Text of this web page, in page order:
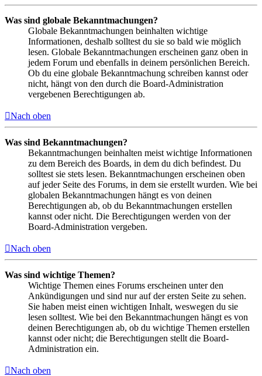
Was sind globale Bekanntmachungen?
Globale Bekanntmachungen beinhalten wichtige
Informationen, deshalb solltest du sie so bald wie möglich
lesen. Globale Bekanntmachungen erscheinen ganz oben in
jedem Forum und ebenfalls in deinem persönlichen Bereich.
Ob du eine globale Bekanntmachung schreiben kannst oder
nicht, hängt von den durch die Board-Administration
vergebenen Berechtigungen ab.
Nach oben
Was sind Bekanntmachungen?
Bekanntmachungen beinhalten meist wichtige Informationen
zu dem Bereich des Boards, in dem du dich befindest. Du
solltest sie stets lesen. Bekanntmachungen erscheinen oben
auf jeder Seite des Forums, in dem sie erstellt wurden. Wie bei
globalen Bekanntmachungen hängt es von deinen
Berechtigungen ab, ob du Bekanntmachungen erstellen
kannst oder nicht. Die Berechtigungen werden von der
Board-Administration vergeben.
Nach oben
Was sind wichtige Themen?
Wichtige Themen eines Forums erscheinen unter den
Ankündigungen und sind nur auf der ersten Seite zu sehen.
Sie haben meist einen wichtigen Inhalt, weswegen du sie
lesen solltest. Wie bei den Bekanntmachungen hängt es von
deinen Berechtigungen ab, ob du wichtige Themen erstellen
kannst oder nicht; die Berechtigungen stellt die Board-
Administration ein.
Nach oben